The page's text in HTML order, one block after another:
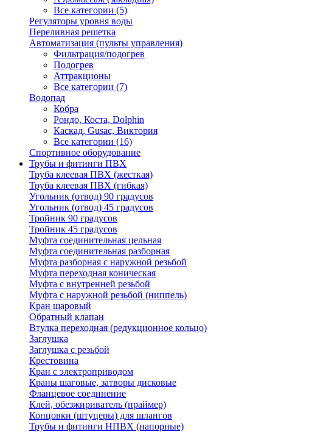
Все категории (5)
Регуляторы уровня воды
Переливная решетка
Автоматизация (пульты управления)
Фильтрация/подогрев
Подогрев
Аттракционы
Все категории (7)
Водопад
Кобра
Рондо, Коста, Dolphin
Каскад, Gusac, Виктория
Все категории (16)
Спортивное оборудование
Трубы и фитинги ПВХ
Труба клеевая ПВХ (жесткая)
Труба клеевая ПВХ (гибкая)
Угольник (отвод) 90 градусов
Угольник (отвод) 45 градусов
Тройник 90 градусов
Тройник 45 градусов
Муфта соединительная цельная
Муфта соединительная разборная
Муфта разборная с наружной резьбой
Муфта переходная коническая
Муфта с внутренней резьбой
Муфта с наружной резьбой (ниппель)
Кран шаровый
Обратный клапан
Втулка переходная (редукционное кольцо)
Заглушка
Заглушка с резьбой
Крестовина
Кран с электроприводом
Краны шаговые, затворы дисковые
Фланцевое соединение
Клей, обезжириватель (праймер)
Концовки (штуцеры) для шлангов
Трубы и фитинги НПВХ (напорные)